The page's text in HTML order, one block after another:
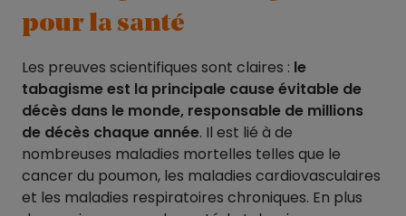
pour la santé
Les preuves scientifiques sont claires : le
tabagisme est la principale cause évitable de
décès dans le monde, responsable de millions
de décès chaque année. Il est lié à de
nombreuses maladies mortelles telles que le
cancer du poumon, les maladies cardiovasculaires
et les maladies respiratoires chroniques. En plus